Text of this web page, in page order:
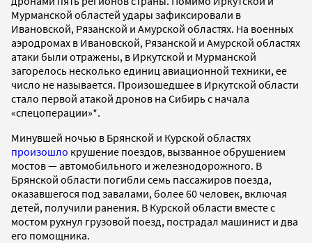
Мурманской областей удары зафиксировали в
Ивановской, Рязанской и Амурской областях. На военных
аэродромах в Ивановской, Рязанской и Амурской областях
атаки были отражены, в Иркутской и Мурманской
загорелось несколько единиц авиационной техники, ее
число не называется. Произошедшее в Иркутской области
стало первой атакой дронов на Сибирь с начала
«спецоперации»*.
Минувшей ночью в Брянской и Курской областях
произошло крушение поездов, вызванное обрушением
мостов — автомобильного и железнодорожного. В
Брянской области погибли семь пассажиров поезда,
оказавшегося под завалами, более 60 человек, включая
детей, получили ранения. В Курской области вместе с
мостом рухнул грузовой поезд, пострадал машинист и два
его помощника.